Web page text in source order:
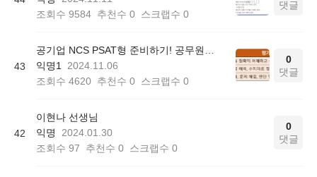
조회수 9584 추천수 0 스크랩수 0
댓글
43
익명1
2024.11.06
조회수 4620 추천수 0 스크랩수 0
0
댓글
42
이현나 선생님
익명
2024.01.30
조회수 97 추천수 0 스크랩수 0
0
댓글